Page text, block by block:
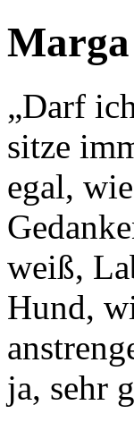
Marga
„Darf
sitze
egal,
weiß,
Hund,
ja, sehr